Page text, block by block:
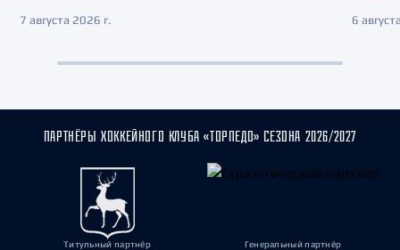
7 августа 2026 г. 6
ПАРТНЁРЫ ХОККЕЙНОГО КЛУБА «ТОРПЕДО» СЕЗОНА 2026/2027
Титульный партнёр Генеральный партнёр